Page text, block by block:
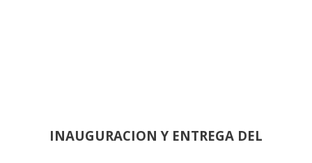
INAUGURACION Y ENTREGA DEL